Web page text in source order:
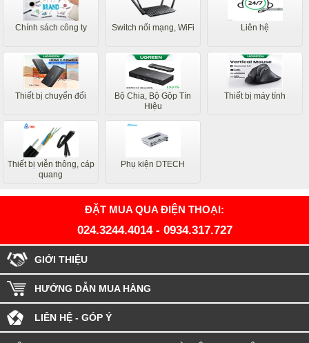
Chính sách công ty Switch nối mạng, WiFi Liên hệ
Thiết bị chuyển đổi
Bộ Chia, Bộ Gộp Tín
Hiệu
Thiết bị máy tính
Thiết bị viễn thông, cáp
quang
Phụ kiện DTECH
ĐẶT MUA QUA ĐIỆN THOẠI:
024.3244.4014- 0934.317.727
GIỚI THIỆU
HƯỚNG DẪN MUA HÀNG
LIÊN HỆ - GÓP Ý